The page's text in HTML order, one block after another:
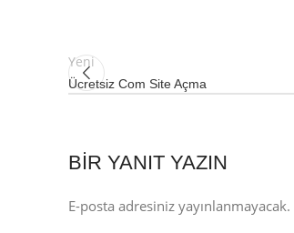
Yeni
Ücretsiz Com Site Açma
BIR YANIT YAZIN
E-posta adresiniz yayınlanmayacak.